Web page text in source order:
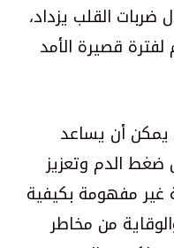
القلب يزداد،
قصيرة الأمد
أن يساعد
الدم وتعزيز
غير مفهومة بكيفية
من مخاطر